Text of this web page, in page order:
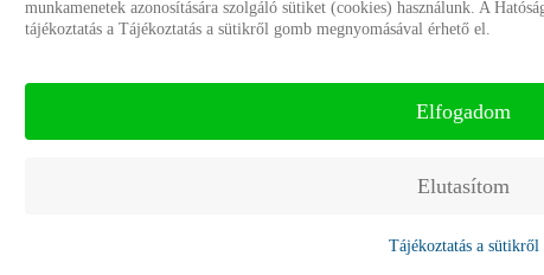
munkamenetek azonosítására szolgáló sütiket (cookies) használunk. A
tájékoztatás a Tájékoztatás a sütikről gomb megnyomásával érhető el.
Elfogadom
Elutasítom
Tájékoztatás a sütikről